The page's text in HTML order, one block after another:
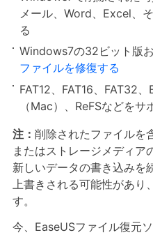
メール、Word、Excel、
る
Windows7の32ビット版
ファイルを修復する
FAT12、FAT16、FAT32
（Mac）、ReFSなどをサ
注： 削除されたファイルを
またはストレージメディア
新しいデータの書き込みを
上書きされる可能性があり
す。
今、EaseUSファイル復元